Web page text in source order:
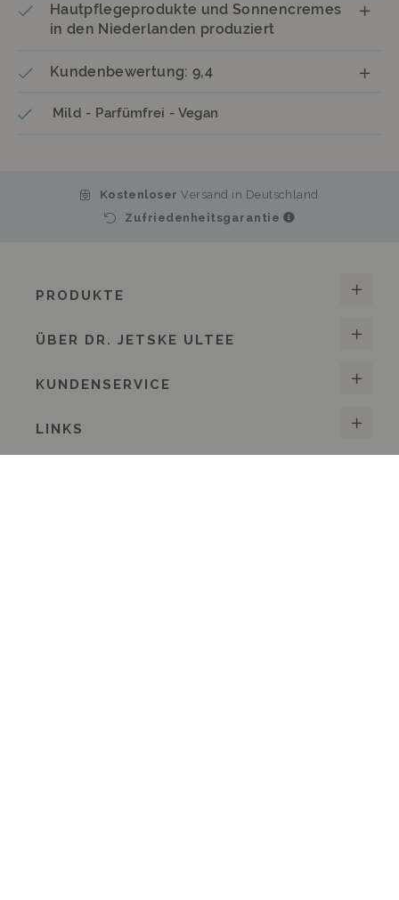
Hautpflegeprodukte und Sonnencremes
in den Niederlanden produziert
Kundenbewertung: 9,4
Mild - Parfümfrei - Vegan
Kostenloser Versand in Deutschland
Zufriedenheitsgarantie
PRODUKTE
ÜBER DR. JETSKE ULTEE
KUNDENSERVICE
LINKS